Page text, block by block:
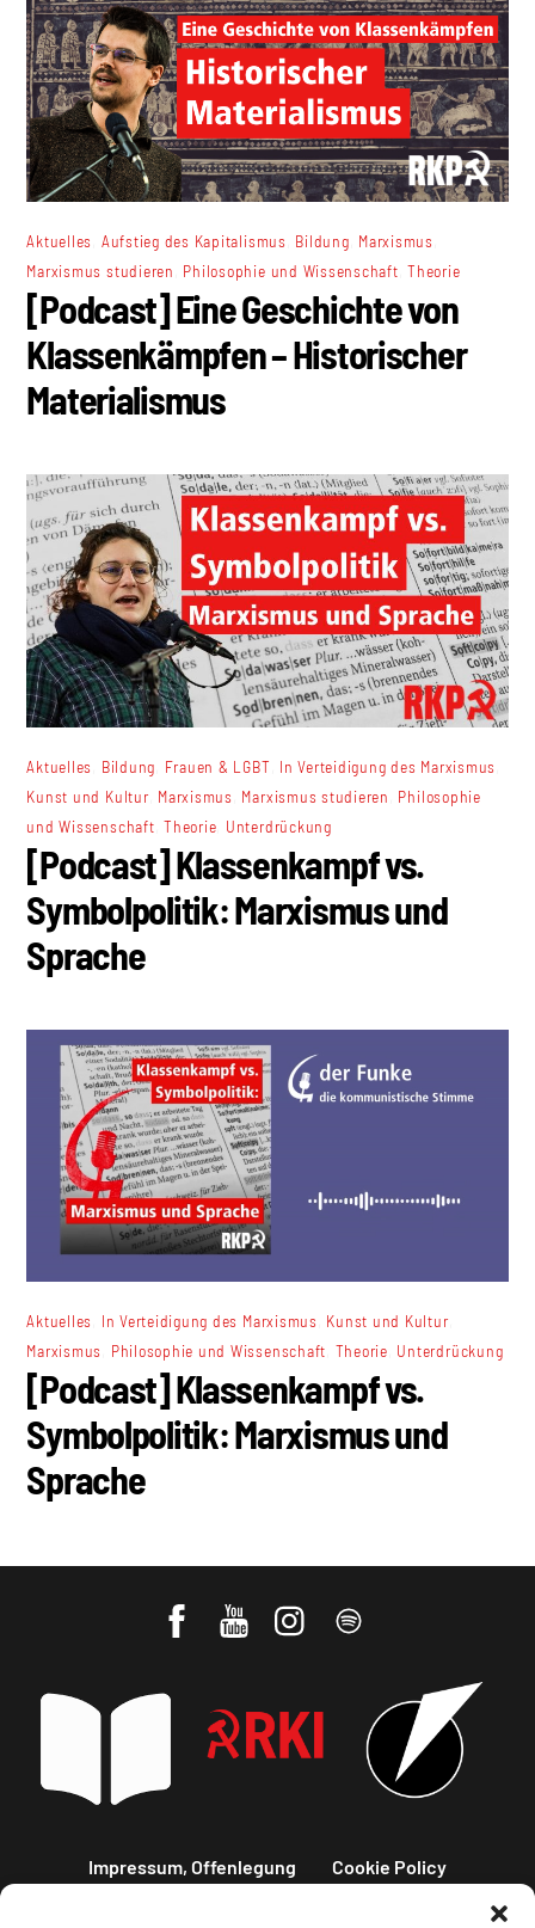
Aktuelles Aufstieg des Kapitalismus Bildung Marxismus
Marxismus studieren Philosophie und Wissenschaft ,Theorie
[Podcast] Eine Geschichte von
Klassenkämpfen – Historischer
Materialismus
Aktuelles Bildung Frauen & LGBT In Verteidigung des Marxismus
Kunst und Kultur Marxismus Marxismus studieren Philosophie
und Wissenschaft ,Theorie Unterdrückung
[Podcast] Klassenkampf vs.
Symbolpolitik: Marxismus und
Sprache
Aktuelles In Verteidigung des Marxismus Kunst und Kultur
Marxismus Philosophie und Wissenschaft Theorie Unterdrückung
[Podcast] Klassenkampf vs.
Symbolpolitik: Marxismus und
Sprache
Impressum, Offenlegung Cookie Policy